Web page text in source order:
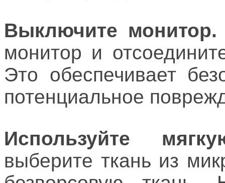
Выключите монитор.
монитор и
Это обеспечивает
потенциальное
Используйте
выберите ткань из